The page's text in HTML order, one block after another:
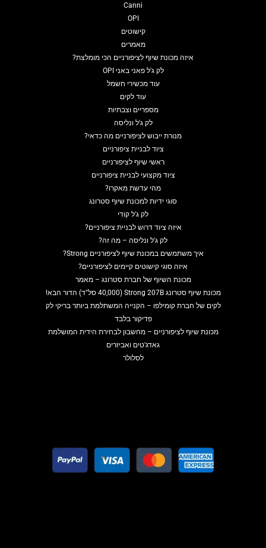
Canni
OPI
קישוטים
מאמרים
איזה מכונת שיוף לציפורניים הכי מומלצת?
לק ג'ל פאני באני OPI
עוד מכשירי חשמל
עוד לקים
מספריים וצבתיות
לק ג'ל ונליסה
מנורת ייבוש לציפורניים מה כדאי?
ציוד לבניית ציפורניים
ראשי שיוף לציפורניים
ציוד מקצועי לבניית ציפורניים
מהי עדשת מאקרו?
סוגי ידיות למכונת שיוף סטרונג
לק ג'ל קודי
איזה ציוד דרוש לבניית ציפורניים?
לק ג'ל ונליסה – מה זה?
איך משתמשים במכונת שיוף לציפורניים Strong?
איזה סוגי קישוטים קיימים לציפורניים?
מכונת השיוף של חברת סטרונג – מאמר
מכונת שיוף סטרונג Strong 207B (40,000 סל"ד) הדור הבא!
לקים של חברת קומילפו – הקנייה המשתלמת ביותר בריקי לק
פדיקור בלבד
מכונת שיוף לציפורניים – מחשבון לבחירת הידית המושלמת
גאדג'טים ואביזרים
לסלולר